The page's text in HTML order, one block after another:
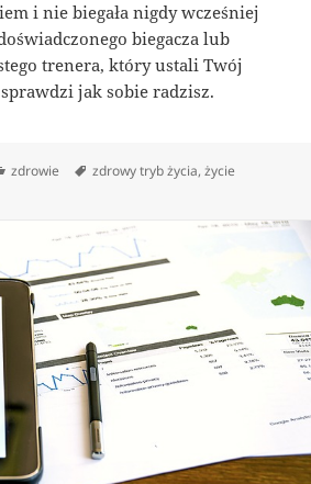
i nie biegała nigdy wcześniej
biegacza lub
trenera, który ustali Twój
jak sobie radzisz.
Kategorie
zdrowie Tagi
zdrowy tryb życia,życie